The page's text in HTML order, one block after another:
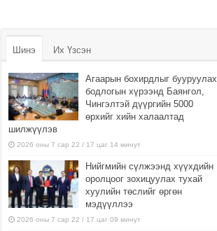
Шинэ Их Үзсэн
Агаарын бохирдлыг бууруулах
бодлогын хүрээнд Баянгол,
Чингэлтэй дүүргийн 5000
өрхийг хийн халаалтад
шилжүүлэв
2026 оны 7 сар 22 / 17 цаг 14 минут
Нийгмийн сүлжээнд хүүхдийн
оролцоог зохицуулах тухай
хуулийн төслийг өргөн
мэдүүллээ
2026 оны 7 сар 22 / 17 цаг 09 минут